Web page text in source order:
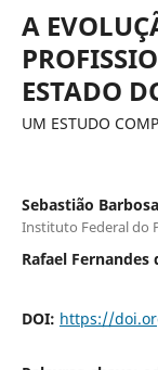
A
ESTADO
UM ESTUDO
Sebastião
Instituto Federal do
Rafael Fernandes
DOI: https://